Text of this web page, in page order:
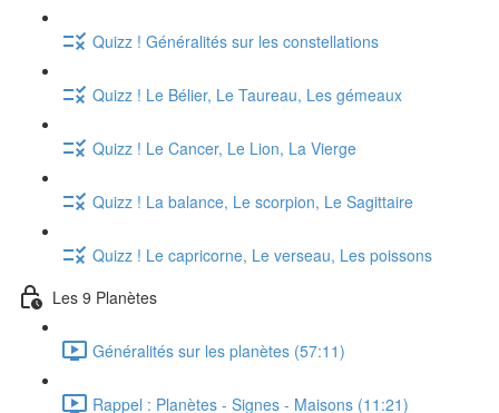
Quizz ! Généralités sur les constellations
Quizz ! Le Bélier, Le Taureau, Les gémeaux
Quizz ! Le Cancer, Le Lion, La Vierge
Quizz ! La balance, Le scorpion, Le Sagittaire
Quizz ! Le capricorne, Le verseau, Les poissons
Les 9 Planètes
Généralités sur les planètes (57:11)
Rappel : Planètes - Signes - Maisons (11:21)